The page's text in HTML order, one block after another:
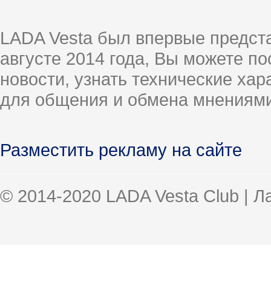
LADA Vesta был впервые
августе 2014 года, Вы можете
новости, узнать технические
для общения и обмена
Разместить рекламу на сайте
© 2014-2020 LADA Vesta Club |